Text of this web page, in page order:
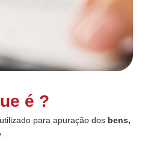
é ?
para apuração dos bens,